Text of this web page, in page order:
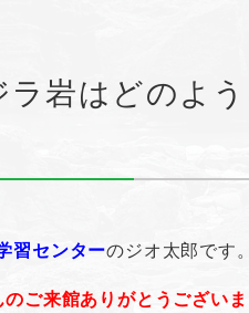
ラ岩はどのよ
習センターのジオ太郎です
ご来館ありがとうございま